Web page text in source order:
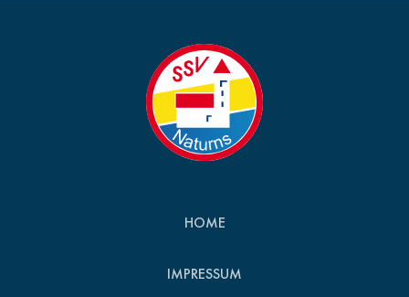
HOME
IMPRESSUM